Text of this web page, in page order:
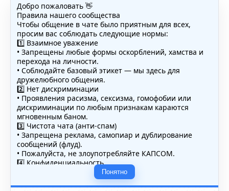
Добро пожаловать 👋
Правила нашего сообщества
Чтобы общение в чате было приятным для всех,
просим вас соблюдать следующие нормы:
1️⃣ Взаимное уважение
• Запрещены любые формы оскорблений, хамства и
перехода на личности.
• Соблюдайте базовый этикет — мы здесь для
дружелюбного общения.
2️⃣ Нет дискриминации
• Проявления расизма, сексизма, гомофобии или
дискриминации по любым признакам караются
мгновенным баном.
3️⃣ Чистота чата (анти-спам)
• Запрещена реклама, самопиар и дублирование
сообщений (флуд).
• Пожалуйста, не злоупотребляйте КАПСОМ.
4️⃣ Конфиденциальность
• Не публикуйте личные данные — свои или чужие
(телефоны, адреса, документы).
Понятно